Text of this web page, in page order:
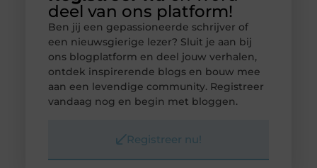
deel van ons platform!
Ben jij een gepassioneerde schrijver of
een nieuwsgierige lezer? Sluit je aan bij
ons blogplatform en deel jouw verhalen,
ontdek inspirerende blogs en bouw mee
aan een levendige community. Registreer
vandaag nog en begin met bloggen.
Registreer nu!